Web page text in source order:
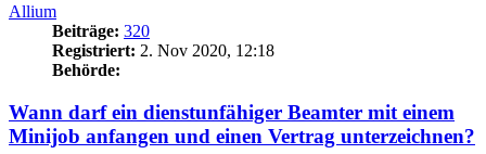
Allium
Beiträge: 320
Registriert: 2. Nov 2020, 12:18
Behörde:
Wann darf ein dienstunfähiger Beamter mit einem
Minijob anfangen und einen Vertrag unterzeichnen?